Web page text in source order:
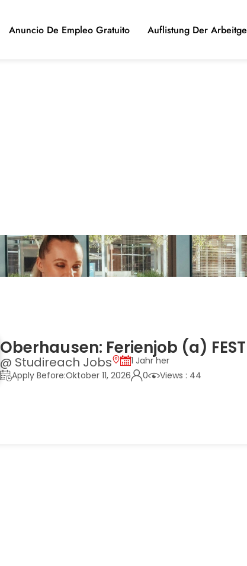
Anuncio De Empleo Gratuito Auflistung Der
Oberhausen: Ferienjob (a)
@ Studireach Jobs
1 Jahr her
Apply Before:Oktober 11, 2026
0 Views : 44